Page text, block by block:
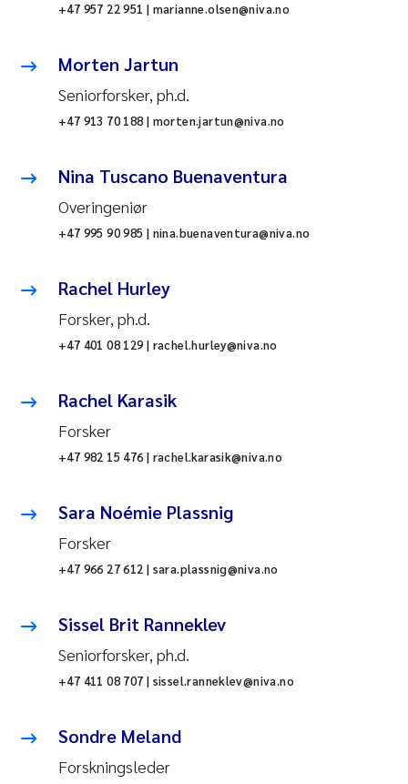
+47 957 22 951 | marianne.olsen@niva.no
Morten Jartun
Seniorforsker, ph.d.
+47 913 70 188 | morten.jartun@niva.no
Nina Tuscano Buenaventura
Overingeniør
+47 995 90 985 | nina.buenaventura@niva.no
Rachel Hurley
Forsker, ph.d.
+47 401 08 129 | rachel.hurley@niva.no
Rachel Karasik
Forsker
+47 982 15 476 | rachel.karasik@niva.no
Sara Noémie Plassnig
Forsker
+47 966 27 612 | sara.plassnig@niva.no
Sissel Brit Ranneklev
Seniorforsker, ph.d.
+47 411 08 707 | sissel.ranneklev@niva.no
Sondre Meland
Forskningsleder